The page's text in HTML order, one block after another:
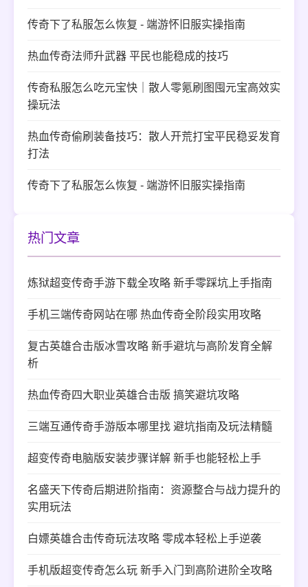
传奇下了私服怎么恢复 - 端游怀旧服实操指南
热血传奇法师升武器 平民也能稳成的技巧
传奇私服怎么吃元宝快｜散人零氪刷图囤元宝高效实
操玩法
热血传奇偷刷装备技巧：散人开荒打宝平民稳妥发育
打法
传奇下了私服怎么恢复 - 端游怀旧服实操指南
热门文章
炼狱超变传奇手游下载全攻略 新手零踩坑上手指南
手机三端传奇网站在哪 热血传奇全阶段实用攻略
复古英雄合击版冰雪攻略 新手避坑与高阶发育全解
析
热血传奇四大职业英雄合击版 搞笑避坑攻略
三端互通传奇手游版本哪里找 避坑指南及玩法精髓
超变传奇电脑版安装步骤详解 新手也能轻松上手
名盛天下传奇后期进阶指南：资源整合与战力提升的
实用玩法
白嫖英雄合击传奇玩法攻略 零成本轻松上手逆袭
手机版超变传奇怎么玩 新手入门到高阶进阶全攻略